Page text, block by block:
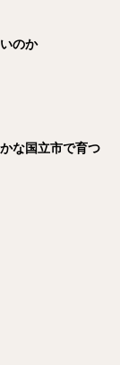
のか
な国立市で育つ